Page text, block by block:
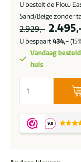
U bestelt de Flow
Sand/Beige zonder
2.929,-
prijs
was:
U bespaart434,-
Vandaag
huis
Easey
hoekbank
Tuscan
Sand/Beige